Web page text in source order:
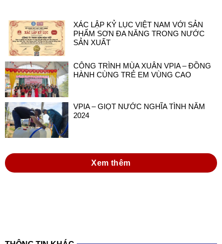
XÁC LẬP KỶ LỤC VIỆT NAM VỚI SẢN
PHẨM SƠN ĐA NĂNG TRONG NƯỚC
SẢN XUẤT
CÔNG TRÌNH MÙA XUÂN VPIA – ĐỒNG
HÀNH CÙNG TRẺ EM VÙNG CAO
VPIA – GIỌT NƯỚC NGHĨA TÌNH NĂM
2024
Xem thêm